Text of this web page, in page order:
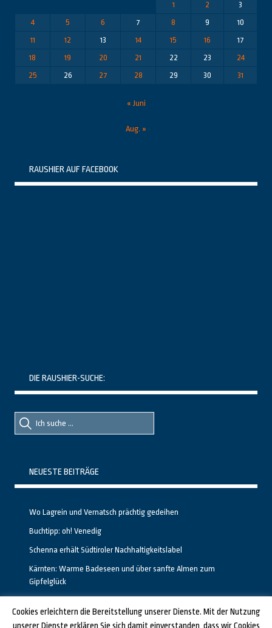
1
2
3
4
5 6 7 8 9
10
11
12 13 14 15 16
17
18
19 20 21 22 23
24
25
26 27 28 29 30 31
« Juni
Aug. »
RAUSHIER AUF FACEBOOK
DIE RAUSHIER-SUCHE:
Suche
nach::
Suche
nach:
NEUESTE BEITRÄGE
Wo Lagrein und Vernatsch prächtig gedeihen
Buchtipp: oh! Venedig
Schenna erhält Südtiroler Nachhaltigkeitslabel
Kärnten: Warme Badeseen und über sanfte Almen zum
Gipfelglück
Cookies erleichtern die Bereitstellung unserer Dienste. Mit der Nutzung
unserer Dienste erklären Sie sich damit einverstanden, dass wir Cookies